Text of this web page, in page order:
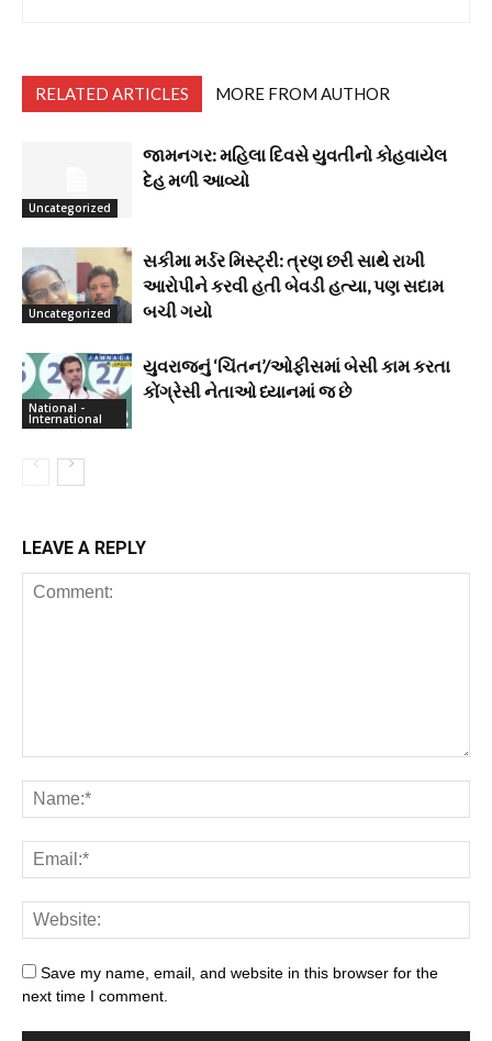
RELATED ARTICLES MORE FROM AUTHOR
Uncategorized
જામનગર: મહિલા દિવસે યુવતીનો કોહવાયેલ
દેહ મળી આવ્યો
Uncategorized
સકીમા મર્ડર મિસ્ટ્રી: ત્રણ છરી સાથે રાખી
આરોપીને કરવી હતી બેવડી હત્યા, પણ સદામ
બચી ગયો
National -
International
યુવરાજનું ‘ચિંતન’/ઓફીસમાં બેસી કામ કરતા
કોંગ્રેસી નેતાઓ ધ્યાનમાં જ છે
LEAVE A REPLY
Save my name, email, and website in this browser for the
next time I comment.